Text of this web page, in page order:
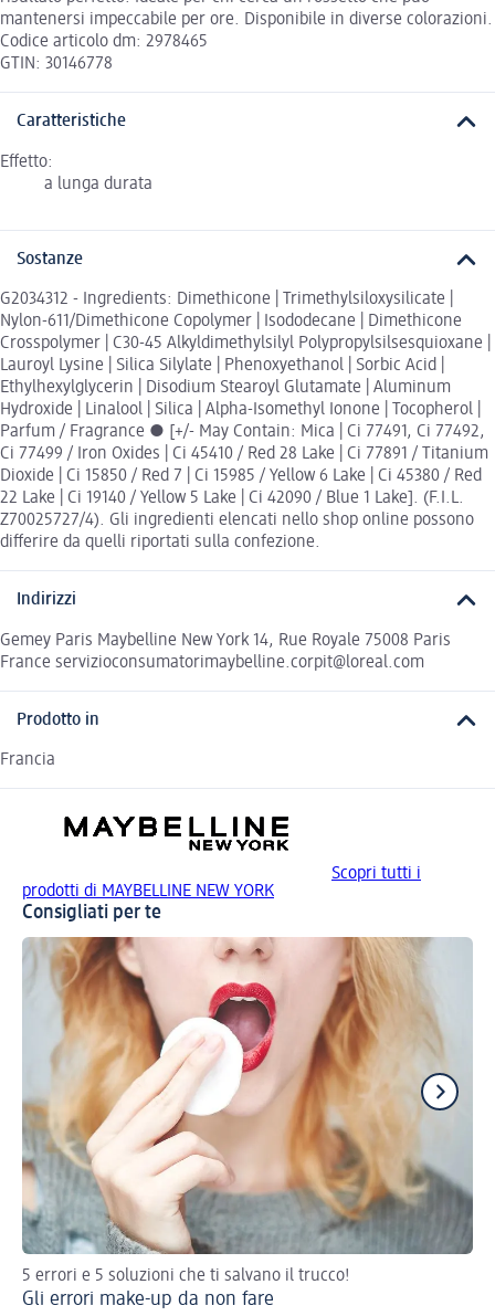
mantenersi impeccabile per ore. Disponibile in diverse colorazioni.
Codice articolo dm: 2978465
GTIN: 30146778
Caratteristiche
Effetto:
a lunga durata
Sostanze
G2034312 - Ingredients: Dimethicone | Trimethylsiloxysilicate |
Nylon-611/Dimethicone Copolymer | Isododecane | Dimethicone
Crosspolymer | C30-45 Alkyldimethylsilyl Polypropylsilsesquioxane |
Lauroyl Lysine | Silica Silylate | Phenoxyethanol | Sorbic Acid |
Ethylhexylglycerin | Disodium Stearoyl Glutamate | Aluminum
Hydroxide | Linalool | Silica | Alpha-Isomethyl Ionone | Tocopherol |
Parfum / Fragrance ● [+/- May Contain: Mica | Ci 77491, Ci 77492,
Ci 77499 / Iron Oxides | Ci 45410 / Red 28 Lake | Ci 77891 / Titanium
Dioxide | Ci 15850 / Red 7 | Ci 15985 / Yellow 6 Lake | Ci 45380 / Red
22 Lake | Ci 19140 / Yellow 5 Lake | Ci 42090 / Blue 1 Lake]. (F.I.L.
Z70025727/4). Gli ingredienti elencati nello shop online possono
differire da quelli riportati sulla confezione.
Indirizzi
Gemey Paris Maybelline New York 14, Rue Royale 75008 Paris
France servizioconsumatorimaybelline.corpit@loreal.com
Prodotto in
Francia
Scopri tutti i
prodotti di MAYBELLINE NEW YORK
Consigliati per te
5 errori e 5 soluzioni che ti salvano il trucco!
Gli errori make-up da non fare